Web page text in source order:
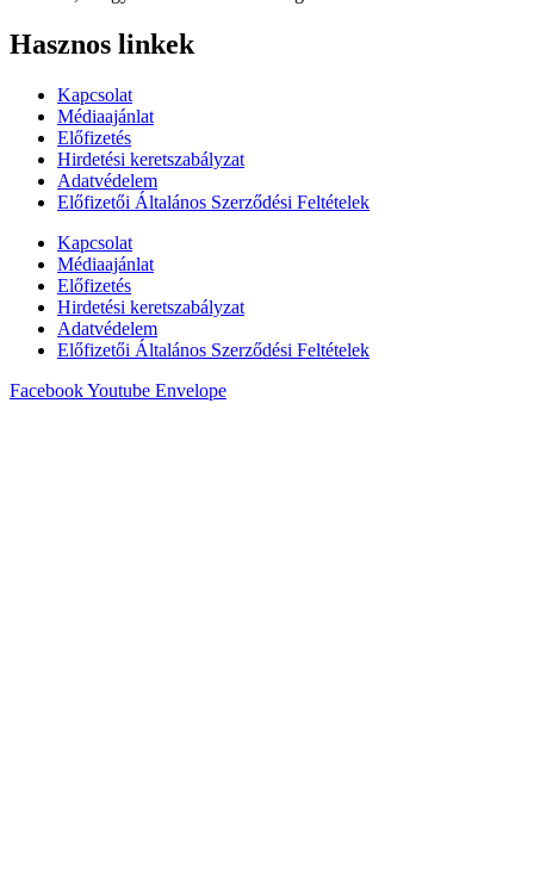
Hasznos linkek
Kapcsolat
Médiaajánlat
Előfizetés
Hirdetési keretszabályzat
Adatvédelem
Előfizetői Általános Szerződési Feltételek
Kapcsolat
Médiaajánlat
Előfizetés
Hirdetési keretszabályzat
Adatvédelem
Előfizetői Általános Szerződési Feltételek
FacebookYoutube Envelope